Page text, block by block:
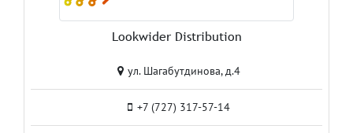
Lookwider Distribution
ул. Шагабутдинова, д.4
+7 (727) 317-57-14